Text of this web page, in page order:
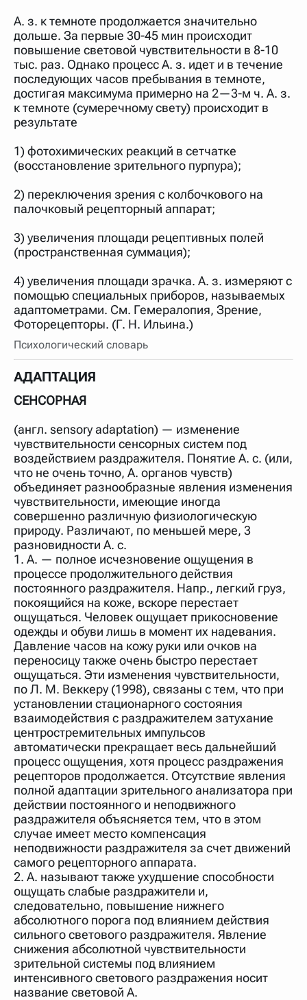
А. з. к темноте продолжается значительно
дольше. За первые 30-45 мин происходит
повышение световой чувствительности в 8-10
тыс. раз. Однако процесс А. з. идет и в течение
последующих часов пребывания в темноте,
достигая максимума примерно на 2—3-м ч. А. з.
к темноте (сумеречному свету) происходит в
результате
1) фотохимических реакций в сетчатке
(восстановление зрительного пурпура);
2) переключения зрения с колбочкового на
палочковый рецепторный аппарат;
3) увеличения площади рецептивных полей
(пространственная суммация);
4) увеличения площади зрачка. А. з. измеряют с
помощью специальных приборов, называемых
адаптометрами. См. Гемералопия, Зрение,
Фоторецепторы. (Г. Н. Ильина.)
Психологический словарь
АДАПТАЦИЯ
СЕНСОРНАЯ
(англ. sensory adaptation) — изменение
чувствительности сенсорных систем под
воздействием раздражителя. Понятие А. с. (или,
что не очень точно, А. органов чувств)
объединяет разнообразные явления изменения
чувствительности, имеющие иногда
совершенно различную физиологическую
природу. Различают, по меньшей мере, 3
разновидности А. с.
1. А. — полное исчезновение ощущения в
процессе продолжительного действия
постоянного раздражителя. Напр., легкий груз,
покоящийся на коже, вскоре перестает
ощущаться. Человек ощущает прикосновение
одежды и обуви лишь в момент их надевания.
Давление часов на кожу руки или очков на
переносицу также очень быстро перестает
ощущаться. Эти изменения чувствительности,
по Л. М. Веккеру (1998), связаны с тем, что при
установлении стационарного состояния
взаимодействия с раздражителем затухание
центростремительных импульсов
автоматически прекращает весь дальнейший
процесс ощущения, хотя процесс раздражения
рецепторов продолжается. Отсутствие явления
полной адаптации зрительного анализатора при
действии постоянного и неподвижного
раздражителя объясняется тем, что в этом
случае имеет место компенсация
неподвижности раздражителя за счет движений
самого рецепторного аппарата.
2. А. называют также ухудшение способности
ощущать слабые раздражители и,
следовательно, повышение нижнего
абсолютного порога под влиянием действия
сильного светового раздражителя. Явление
снижения абсолютной чувствительности
зрительной системы под влиянием
интенсивного светового раздражения носит
название световой А.